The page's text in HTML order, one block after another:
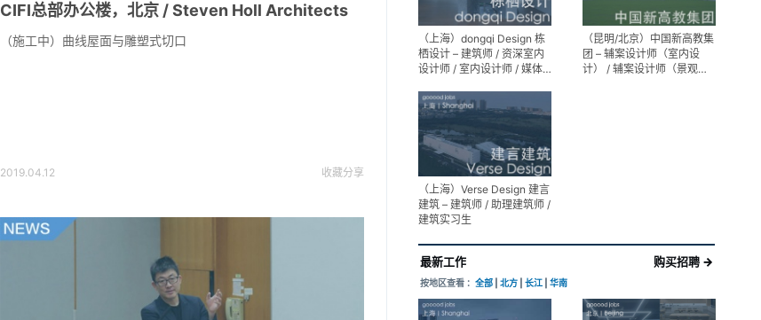
CIFI总部办公楼，北京 / Steven Holl Architects
（施工中）曲线屋面与雕塑式切口
2019.04.12 收藏分享
（上海）dongqi Design 栋
栖设计 – 建筑师 / 资深室内
设计师 / 室内设计师 / 媒体
生（常年招聘）
（昆明/北京）中国新高教集
团 – 辅案设计师（室内设
计） / 辅案设计师（景观设
（上海）Verse Design 建言
建筑 – 建筑师 / 助理建筑师 /
建筑实习生
最新工作 购买招聘 →
按地区查看 ： 全部 北方 长江 华南